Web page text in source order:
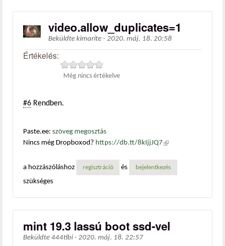
video.allow_duplicates=1
Beküldte kimarite - 2020. máj. 18. 20:58
Értékelés:
Még nincs értékelve
#6 Rendben.
Paste.ee: szöveg megosztás
Nincs még Dropboxod? https://db.tt/8kIjjJQ7 (külső
a hozzászóláshoz
regisztráció és bejelentkezés
szükséges
mint 19.3 lassú boot ssd-vel
Beküldte 444tibi - 2020. máj. 18. 22:57